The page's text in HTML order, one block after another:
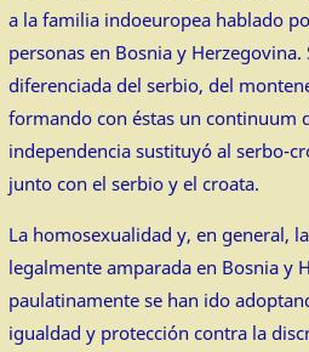
a la familia indoeuropea hablado
personas en Bosnia y
diferenciada del serbio, del
formando con éstas un continuum
independencia sustituyó al serbo-
junto con el serbio y el croata.
La homosexualidad y, en general,
legalmente amparada en Bosnia y
paulatinamente se han ido
igualdad y protección contra la